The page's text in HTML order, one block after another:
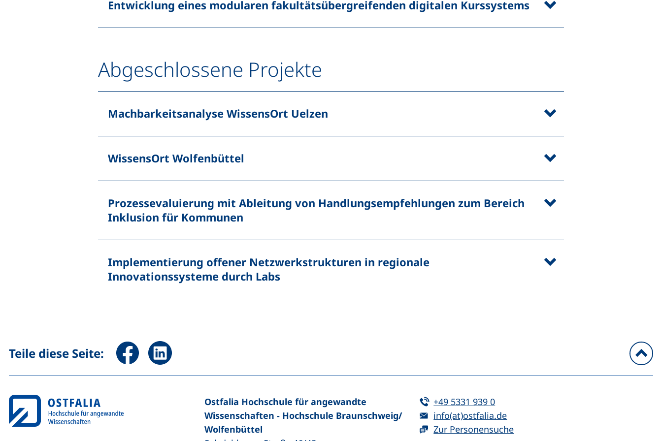
Entwicklung eines modularen fakultätsübergreifenden digitalen Kurssystems
Abgeschlossene Projekte
Machbarkeitsanalyse WissensOrt Uelzen
WissensOrt Wolfenbüttel
Prozessevaluierung mit Ableitung von Handlungsempfehlungen zum Bereich
Inklusion für Kommunen
Implementierung offener Netzwerkstrukturen in regionale
Innovationssysteme durch Labs
Teile diese Seite: Seite über Facebook teilen (externer Link, öffnet neues Fenster)
Seite über LinkedIn teilen (externer Link, öffnet neues Fenster)
Ostfalia Hochschule für angewandte
Wissenschaften - Hochschule Braunschweig/​
Wolfenbüttel
Tel:
+49 5331 939 0(startet einen Telefonanruf, wenn Ihr
E-Mail:
info(at)ostfalia.de(öffnet Ihr E-Mail-Programm)
Zur Personensuche